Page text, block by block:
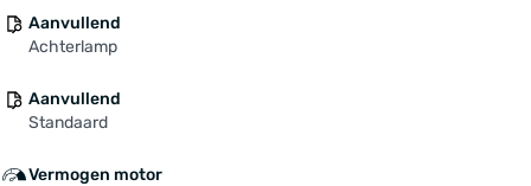
Aanvullend
Achterlamp
Aanvullend
Standaard
Vermogen motor